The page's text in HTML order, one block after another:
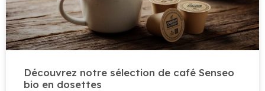
Découvrez notre sélection de café Senseo
bio en dosettes